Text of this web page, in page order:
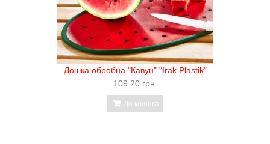
Дошка обробна "Кавун" "Irak Plastik"
109.20 грн.
До кошика